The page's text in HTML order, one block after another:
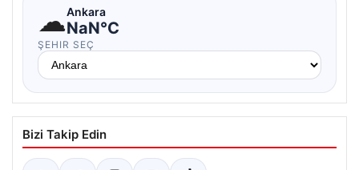
☁Ankara
NaN°C
ŞEHIR SEÇ
Bizi Takip Edin